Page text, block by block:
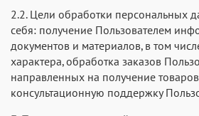
2.2. Цели обработки персональных
себя: получение Пользователем
документов и материалов, в том
характера, обработка заказов
направленных на получение товаров
консультационную поддержку